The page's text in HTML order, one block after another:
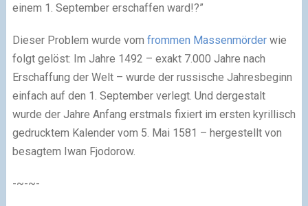
einem 1. September erschaffen ward!?”
Dieser Problem wurde vom frommen Massenmörderwie
folgt gelöst: Im Jahre 1492 – exakt 7.000 Jahre nach
Erschaffung der Welt – wurde der russische Jahresbeginn
einfach auf den 1. September verlegt. Und dergestalt
wurde der Jahre Anfang erstmals fixiert im ersten kyrillisch
gedrucktem Kalender vom 5. Mai 1581 – hergestellt von
besagtem Iwan Fjodorow.
-~-~-